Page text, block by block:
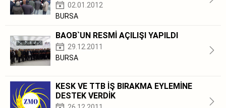
02.01.2012
BURSA
BAOB`UN RESMİ AÇILIŞI YAPILDI
29.12.2011
BURSA
KESK VE TTB İŞ BIRAKMA EYLEMİNE
DESTEK VERDİK